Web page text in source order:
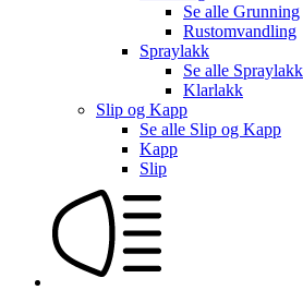
Se alle Grunning
Rustomvandling
Spraylakk
Se alle Spraylakk
Klarlakk
Slip og Kapp
Se alle Slip og Kapp
Kapp
Slip